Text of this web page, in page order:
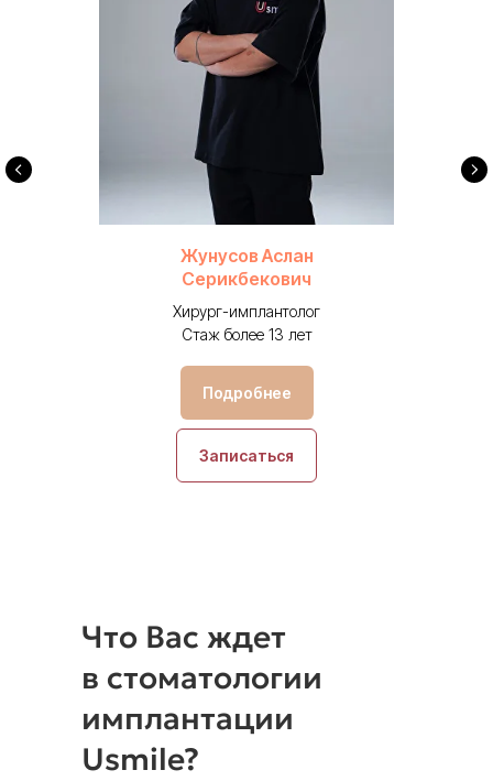
Жунусов Аслан
Серикбекович
Хирург-имплантолог
Стаж более 13 лет
Подробнее
Записаться
Что Вас ждет
в стоматологии
имплантации
Usmile?